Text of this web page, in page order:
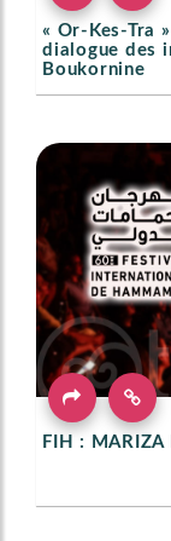
« Or-Kes-Tra
dialogue des
Boukornine
FIH : MARIZA